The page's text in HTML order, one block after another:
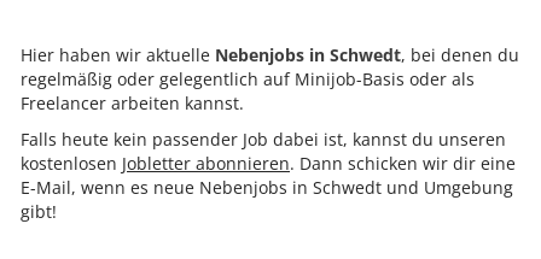
Hier haben wir aktuelle Nebenjobs in Schwedt, bei denen du
regelmäßig oder gelegentlich auf Minijob-Basis oder als
Freelancer arbeiten kannst.
Falls heute kein passender Job dabei ist, kannst du unseren
kostenlosen Jobletter abonnieren. Dann schicken wir dir eine
E-Mail, wenn es neue Nebenjobs in Schwedt und Umgebung
gibt!